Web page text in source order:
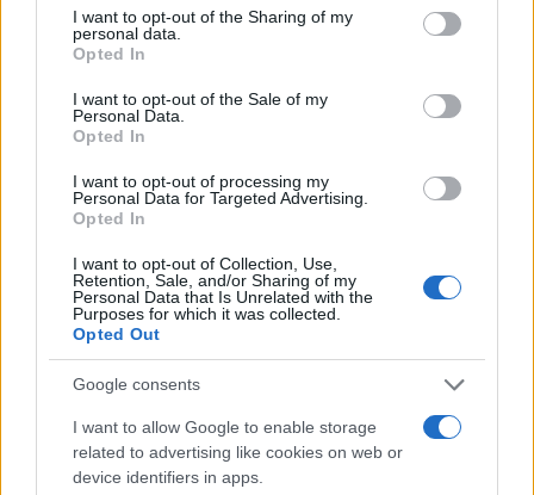
not limited to your visit or usage behaviour. You may click to
grant or deny consent to Google and its third-party tags to
use your data for below specified purposes in below Google
consent section.
I want to opt-out of the Sharing of my
personal data.
Opted In
I want to opt-out of the Sale of my
Personal Data.
Opted In
I want to opt-out of processing my
Personal Data for Targeted Advertising.
Opted In
I want to opt-out of Collection, Use,
Retention, Sale, and/or Sharing of my
Personal Data that Is Unrelated with the
Purposes for which it was collected.
Opted Out
Google consents
I want to allow Google to enable storage
related to advertising like cookies on web or
device identifiers in apps.
F
a
ce
b
o
o
k
T
w
it
te
r
Pi
te
st
W
at
A
p
p
S
a
Articolo precedente
NOTIZIE RECENTI
Santa Teresa Gallura, nuove regole per la
raccolta differenziata
Robbie Williams incanta il gala del Big Art
Festival al Romazzino